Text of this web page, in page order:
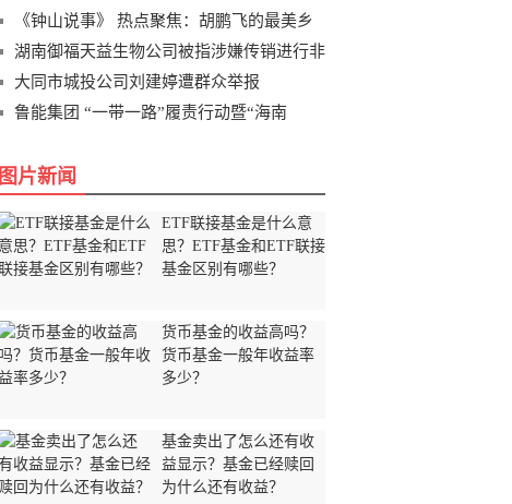
《钟山说事》 热点聚焦：胡鹏飞的最美乡
湖南御福天益生物公司被指涉嫌传销进行非
大同市城投公司刘建婷遭群众举报
鲁能集团 “一带一路”履责行动暨“海南
图片新闻
ETF联接基金是什么意
思？ETF基金和ETF联接
基金区别有哪些？
货币基金的收益高吗？
货币基金一般年收益率
多少？
基金卖出了怎么还有收
益显示？基金已经赎回
为什么还有收益？